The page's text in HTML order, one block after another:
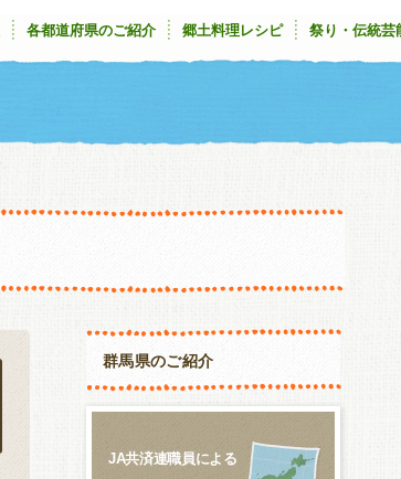
各都道府県のご紹介 郷土料理レシピ 祭り・伝統芸
群馬県のご紹介
JA共済連職員による